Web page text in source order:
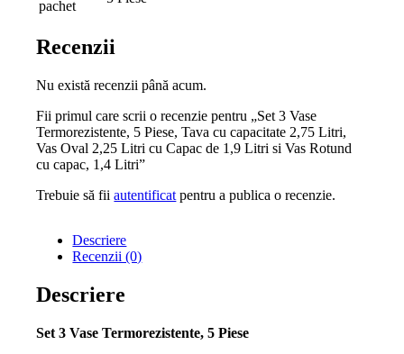
pachet
Recenzii
Nu există recenzii până acum.
Fii primul care scrii o recenzie pentru „Set 3 Vase
Termorezistente, 5 Piese, Tava cu capacitate 2,75 Litri,
Vas Oval 2,25 Litri cu Capac de 1,9 Litri si Vas Rotund
cu capac, 1,4 Litri”
Trebuie să fiiautentificat pentru a publica o recenzie.
Descriere
Recenzii (0)
Descriere
Set 3 Vase Termorezistente, 5 Piese